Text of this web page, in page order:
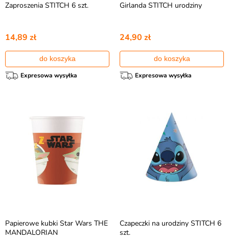
Zaproszenia STITCH 6 szt.
14,89 zł
do koszyka
Expresowa wysyłka
Girlanda STITCH urodziny
24,90 zł
do koszyka
Expresowa wysyłka
Papierowe kubki Star Wars THE
MANDALORIAN
Czapeczki na urodziny STITCH 6
szt.